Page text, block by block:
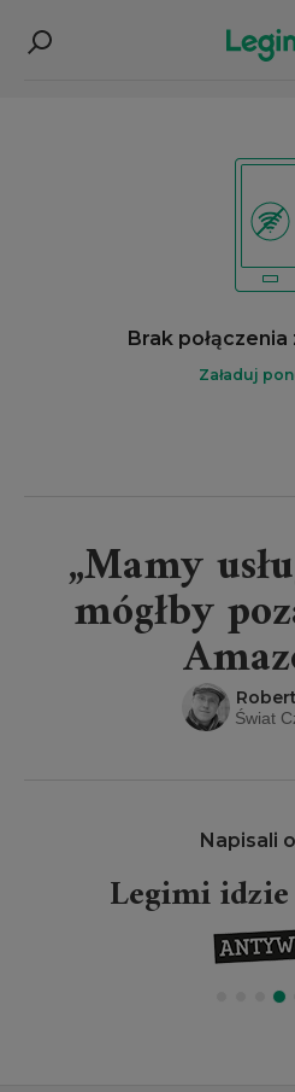
Brak
Załaduj
„Mamy
mógłby
Świat
Napisali
Legimi idzie